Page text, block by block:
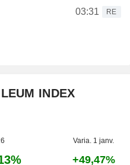
03:31
RE
INDEX
Varia. 1 janv.
+49,47%